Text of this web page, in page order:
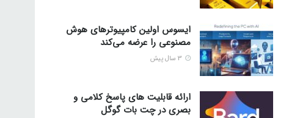
ایسوس اولین کامپیوترهای هوش
مصنوعی را عرضه می‌کند
ارائه قابلیت های پاسخ کلامی و
بصری در چت بات گوگل